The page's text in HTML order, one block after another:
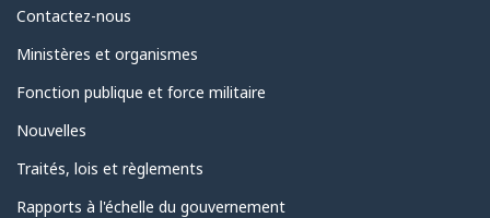
Au
sujet
du
gouvernement
Contactez-nous
Ministères et organismes
Fonction publique et force militaire
Nouvelles
Traités, lois et règlements
Rapports à l'échelle du gouvernement